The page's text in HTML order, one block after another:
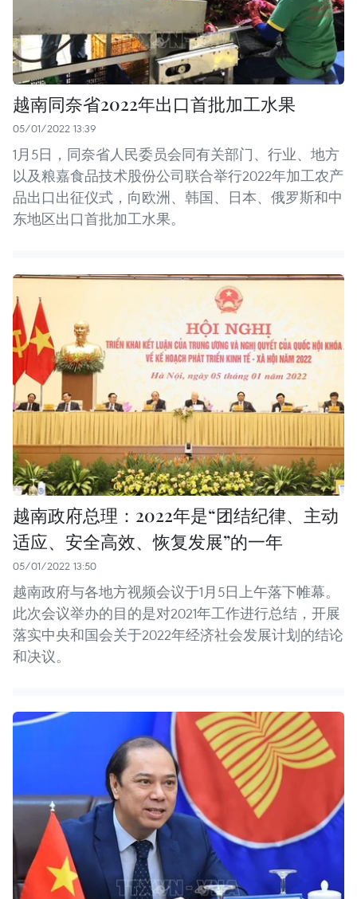
越南同奈省2022年出口首批加工水果
05/01/2022 13:39
1月5日，同奈省人民委员会同有关部门、行业、地方
以及粮嘉食品技术股份公司联合举行2022年加工农产
品出口出征仪式，向欧洲、韩国、日本、俄罗斯和中
东地区出口首批加工水果。
越南政府总理：2022年是“团结纪律、主动
适应、安全高效、恢复发展”的一年
05/01/2022 13:50
越南政府与各地方视频会议于1月5日上午落下帷幕。
此次会议举办的目的是对2021年工作进行总结，开展
落实中央和国会关于2022年经济社会发展计划的结论
和决议。